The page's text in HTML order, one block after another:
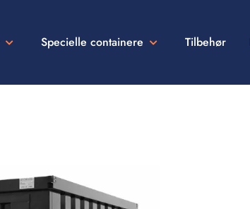
Specielle containere Tilbehør